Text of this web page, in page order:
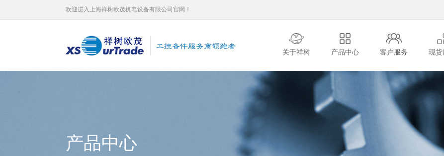
欢迎进入上海祥树欧茂机电设备有限公司官网！
关于祥树 产品中心 客户服务 现货
产品中心